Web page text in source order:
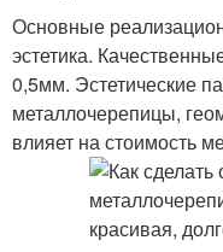
Основные
эстетика.
0,5мм. Эстетические
металлочерепицы,
влияет на стоимость